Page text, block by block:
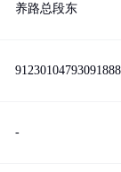
养路总段东
-